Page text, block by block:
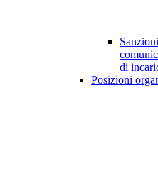
di
Posizioni